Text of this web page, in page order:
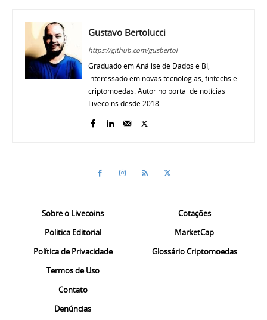
Gustavo Bertolucci
https://github.com/gusbertol
Graduado em Análise de Dados e BI,
interessado em novas tecnologias, fintechs e
criptomoedas. Autor no portal de notícias
Livecoins desde 2018.
Sobre o Livecoins
Politica Editorial
Política de Privacidade
Termos de Uso
Contato
Denúncias
Cotações
MarketCap
Glossário Criptomoedas